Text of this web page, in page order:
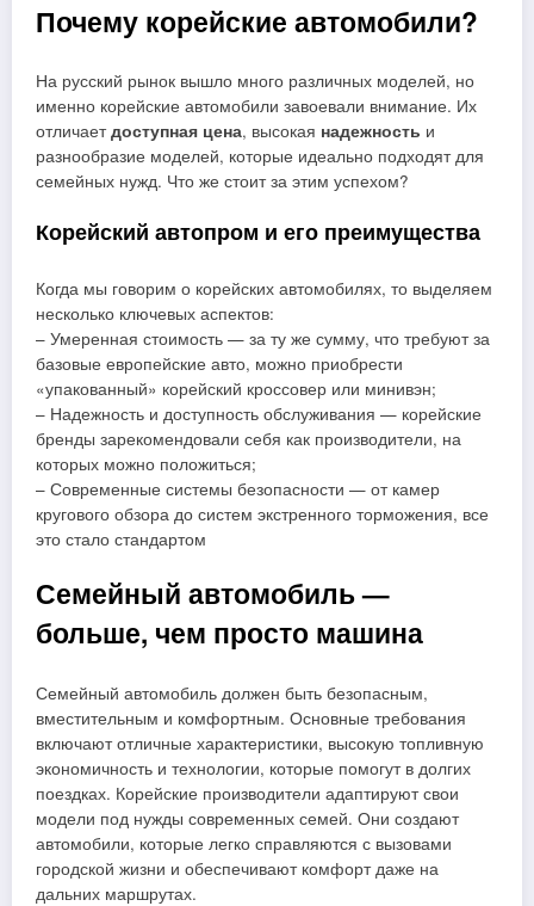
Почему корейские автомобили?
На русский рынок вышло много различных моделей, но
именно корейские автомобили завоевали внимание. Их
отличаетдоступная цена, высокая надежность и
разнообразие моделей, которые идеально подходят для
семейных нужд. Что же стоит за этим успехом?
Корейский автопром и его преимущества
Когда мы говорим о корейских автомобилях, то выделяем
несколько ключевых аспектов:
– Умеренная стоимость — за ту же сумму, что требуют за
базовые европейские авто, можно приобрести
«упакованный» корейский кроссовер или минивэн;
– Надежность и доступность обслуживания — корейские
бренды зарекомендовали себя как производители, на
которых можно положиться;
– Современные системы безопасности — от камер
кругового обзора до систем экстренного торможения, все
это стало стандартом
Семейный автомобиль —
больше, чем просто машина
Семейный автомобиль должен быть безопасным,
вместительным и комфортным. Основные требования
включают отличные характеристики, высокую топливную
экономичность и технологии, которые помогут в долгих
поездках. Корейские производители адаптируют свои
модели под нужды современных семей. Они создают
автомобили, которые легко справляются с вызовами
городской жизни и обеспечивают комфорт даже на
дальних маршрутах.